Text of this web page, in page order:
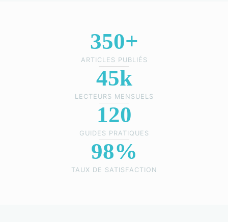
350+
ARTICLES PUBLIÉS
45k
LECTEURS MENSUELS
120
GUIDES PRATIQUES
98%
TAUX DE SATISFACTION